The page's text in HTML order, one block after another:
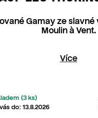
Gamay ze
Moulin à Vent.
Více
(3 ks)
13.8.2026